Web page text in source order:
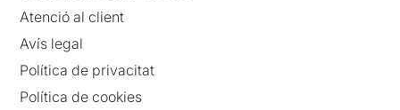
Atenció al client
Avís legal
Política de privacitat
Política de cookies